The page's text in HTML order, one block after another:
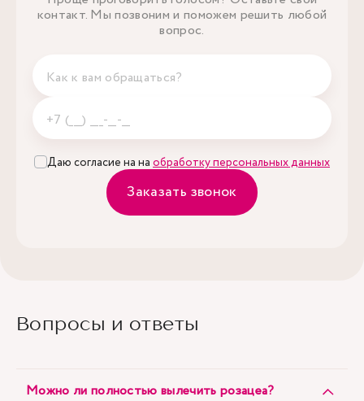
контакт. Мы позвоним и поможем решить любой
вопрос.
Даю согласие на на обработку персональных данных
Заказать звонок
Вопросы и ответы
Можно ли полностью вылечить розацеа?